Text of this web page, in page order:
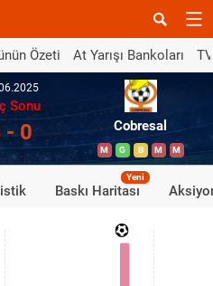
Özeti At Yarışı Bankoları
Sonu
- 0 Cobresal
M G B M M
Baskı Haritası
Yeni